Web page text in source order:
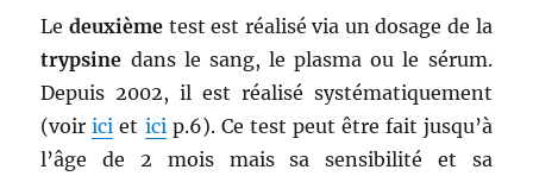
Ledeuxième test est réalisé via un dosage de la
trypsine dans le sang, le plasma ou le sérum.
Depuis 2002, il est réalisé systématiquement
(voirici et icip.6). Ce test peut être fait jusqu’à
l’âge de 2 mois mais sa sensibilité et sa